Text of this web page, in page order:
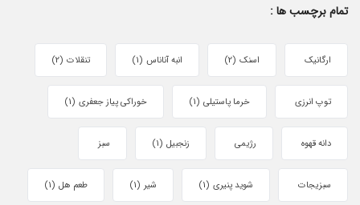
تمام برچسب ها :
ارگانیک اسنک (2) انبه آناناس (1) تنقلات (2)
توپ انرزی خرما پاستیلی (1) خوراکی پیاز جعفری (1)
دانه قهوه رژیمی زنجبیل (1) سبز
سبزیجات شوید پنیری (1) شیر (1) طعم هل (1)